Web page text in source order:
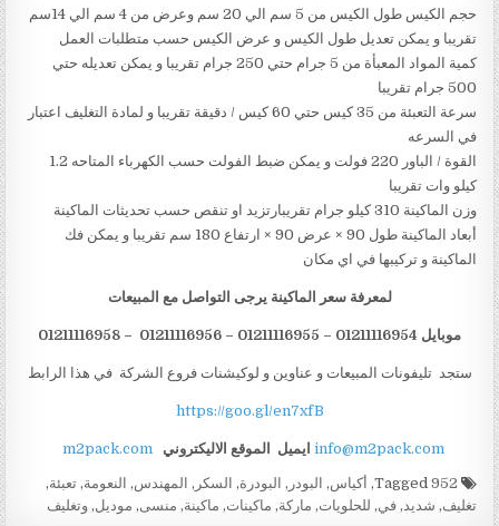
حجم الكيس طول الكيس من 5 سم الي 20 سم وعرض من 4 سم الي 14سم
تقريبا و يمكن تعديل طول الكيس و عرض الكيس حسب متطلبات العمل
كمية المواد المعبأة من 5 جرام حتي 250 جرام تقريبا و يمكن تعديله حتي
500 جرام تقريبا
سرعة التعبئة من 35 كيس حتي 60 كيس / دقيقة تقريبا و لمادة التغليف اعتبار
في السرعه
القوة / الباور 220 فولت و يمكن ضبط الفولت حسب الكهرباء المتاحه 1.2
كيلو وات تقريبا
وزن الماكينة 310 كيلو جرام تقريبارتزيد او تنقص حسب تحديثات الماكينة
أبعاد الماكينة طول 90 × عرض 90 × ارتفاع 180 سم تقريبا و يمكن فك
الماكينة و تركيبها في اي مكان
لمعرفة سعر الماكينة يرجى التواصل مع المبيعات
موبايل 01211116954 – 01211116955 – 01211116956 – 01211116958
ستجد تليفونات المبيعات و عناوين و لوكيشنات فروع الشركة في هذا الرابط
https://goo.gl/en7xfB
info@m2pack.com ايميل الموقع الاليكتروني m2pack.com
952
, أكياس, البودر , البودرة, السكر , المهندس, النعومة,تعبئة,
تغليف, شديد,في, للحلويات, ماركة, ماكينات, ماكينة, منسى, موديل,وتغليف